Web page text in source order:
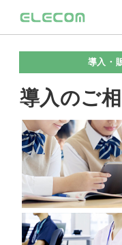
導入・
導入のご